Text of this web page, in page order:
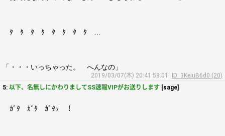
ﾀ ﾀ ﾀ ﾀ ﾀ ﾀ ﾀ ﾀ …
「・・・いっちゃった。 へんなの」
2019/03/07(木) 20:41:58.01
ID: 3KeiuB6d0 (20)
5: 以下、名無しにかわりましてSS速報VIPがお送りします [sage]
ｶﾞﾀ ｶﾞﾀ ｶﾞﾀｯ ！